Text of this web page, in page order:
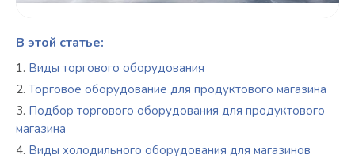
В этой статье:
Виды торгового оборудования
Торговое оборудование для продуктового магазина
Подбор торгового оборудования для продуктового
магазина
Виды холодильного оборудования для магазинов